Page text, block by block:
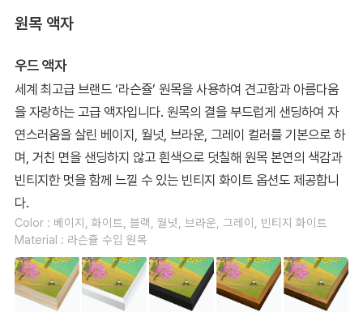
원목 액자
우드 액자
세계 최고급 브랜드 ‘라슨쥴’ 원목을 사용하여 견고함과 아름다움
을 자랑하는 고급 액자입니다. 원목의 결을 부드럽게 샌딩하여 자
연스러움을 살린 베이지, 월넛, 브라운, 그레이 컬러를 기본으로 하
며, 거친 면을 샌딩하지 않고 흰색으로 덧칠해 원목 본연의 색감과
빈티지한 멋을 함께 느낄 수 있는 빈티지 화이트 옵션도 제공합니
다.
Color : 베이지, 화이트, 블랙, 월넛, 브라운, 그레이, 빈티지 화이트
Material : 라슨쥴 수입 원목